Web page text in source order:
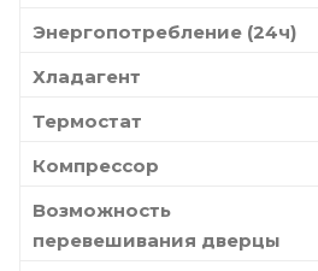
Энергопотребление (24ч)
Хладагент
Термостат
Компрессор
Возможность
перевешивания дверцы